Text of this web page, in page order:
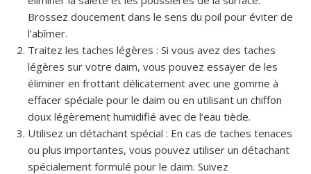
Brossez doucement dans le sens du poil pour éviter de
l’abîmer.
Traitez les taches légères : Si vous avez des taches
légères sur votre daim, vous pouvez essayer de les
éliminer en frottant délicatement avec une gomme à
effacer spéciale pour le daim ou en utilisant un chiffon
doux légèrement humidifié avec de l’eau tiède.
Utilisez un détachant spécial : En cas de taches tenaces
ou plus importantes, vous pouvez utiliser un détachant
spécialement formulé pour le daim. Suivez